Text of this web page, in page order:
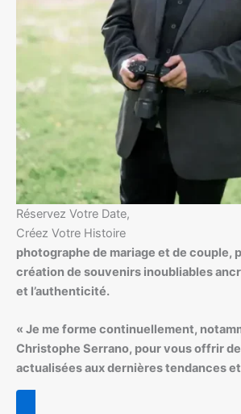
Réservez Votre Date,
Créez Votre Histoire
photographe de mariage et de couple,
création de souvenirs inoubliables
et l’authenticité.
« Je me forme continuellement,
Christophe Serrano, pour vous offrir
actualisées aux dernières tendances